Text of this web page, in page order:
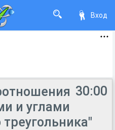
Вход
30:00
и углами